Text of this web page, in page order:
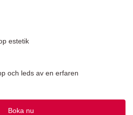
estetik
och leds av en erfaren
Boka nu